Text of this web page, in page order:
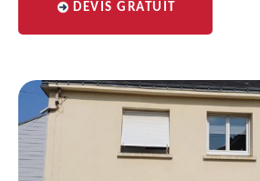
DEVIS GRATUIT